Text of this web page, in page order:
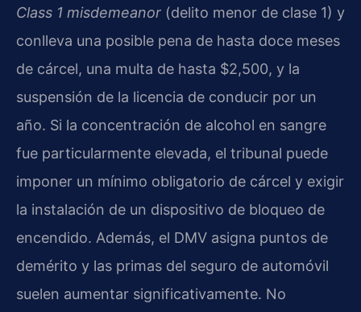
Class 1 misdemeanor (delito menor de clase 1) y
conlleva una posible pena de hasta doce meses
de cárcel, una multa de hasta $2,500, y la
suspensión de la licencia de conducir por un
año. Si la concentración de alcohol en sangre
fue particularmente elevada, el tribunal puede
imponer un mínimo obligatorio de cárcel y exigir
la instalación de un dispositivo de bloqueo de
encendido. Además, el DMV asigna puntos de
demérito y las primas del seguro de automóvil
suelen aumentar significativamente. No